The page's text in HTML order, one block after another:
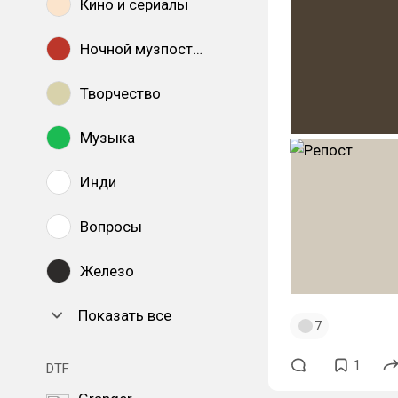
Кино и сериалы
Ночной музпостинг
Творчество
Музыка
Инди
Вопросы
Железо
Показать все
DTF
7
1